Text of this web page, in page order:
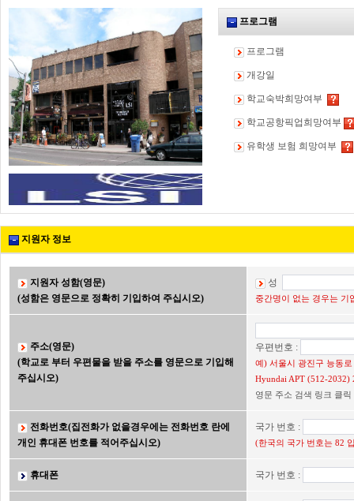
프로그램
프로그램
개강일
학교숙박희망여부
학교공항픽업희망여부
유학생 보험 희망여부
지원자 정보
지원자 성함(영문)
(성함은 영문으로 정확히 기입하여 주십시오)
성
중간명이 없는 경우는 기
주소(영문)
(학교로 부터 우편물을 받을 주소를 영문으로 기입해
주십시오)
우편번호 :
예) 서울시 광진구 능동
Hyundai APT (512-2032)
영문 주소 검색 링크 클릭
전화번호(집전화가 없을경우에는 전화번호 란에
개인 휴대폰 번호를 적어주십시오)
국가 번호 :
(한국의 국가 번호는 82
휴대폰 국가 번호 :